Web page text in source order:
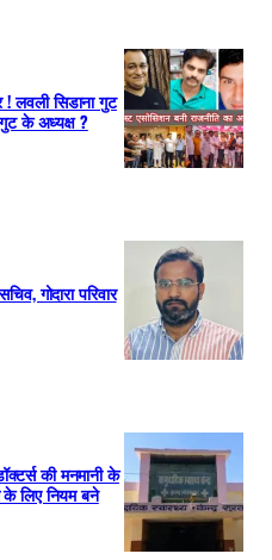
! लवली सिडाना गुट
के अध्यक्ष ?
गोदारा परिवार
की मनमानी के
के लिए नियम बने